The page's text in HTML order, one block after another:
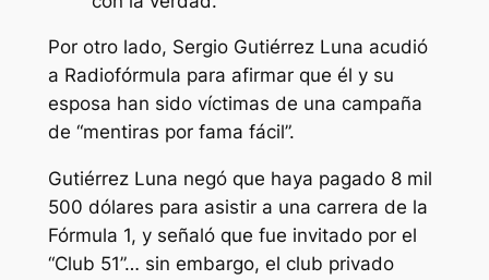
Por otro lado, Sergio Gutiérrez Luna acudió
a Radiofórmula para afirmar que él y su
esposa han sido víctimas de una campaña
de “mentiras por fama fácil”.
Gutiérrez Luna negó que haya pagado 8 mil
500 dólares para asistir a una carrera de la
Fórmula 1, y señaló que fue invitado por el
“Club 51”… sin embargo, el club privado